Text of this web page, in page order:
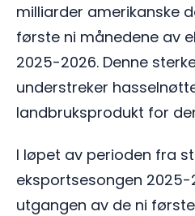
milliarder amerikanske
første ni månedene av
2025-2026. Denne
understreker
landbruksprodukt for
I løpet av perioden fra
eksportsesongen
utgangen av de ni